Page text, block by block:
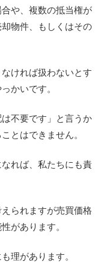
や、複数の抵当権が
物件、もしくはその
ければ扱わないとす
かいです。
不要です」と言うか
とはできません。
れば、私たちにも責
られますが売買価格
があります。
理があります。